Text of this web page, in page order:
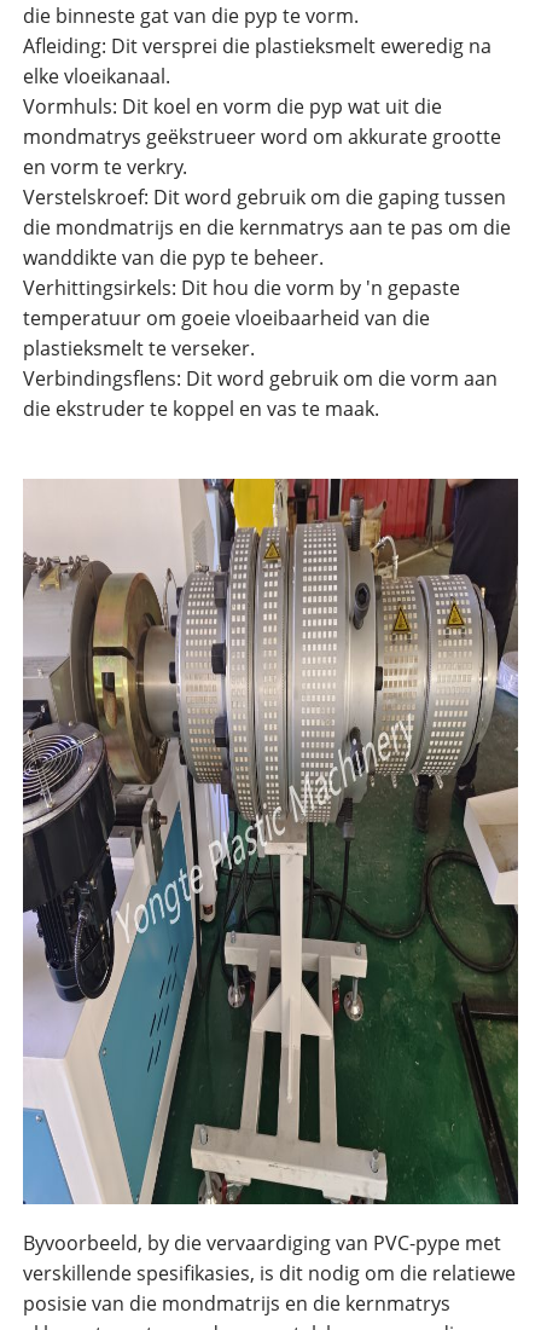
die binneste gat van die pyp te vorm.
Afleiding: Dit versprei die plastieksmelt eweredig na
elke vloeikanaal.
Vormhuls: Dit koel en vorm die pyp wat uit die
mondmatrys geëkstrueer word om akkurate grootte
en vorm te verkry.
Verstelskroef: Dit word gebruik om die gaping tussen
die mondmatrijs en die kernmatrys aan te pas om die
wanddikte van die pyp te beheer.
Verhittingsirkels: Dit hou die vorm by 'n gepaste
temperatuur om goeie vloeibaarheid van die
plastieksmelt te verseker.
Verbindingsflens: Dit word gebruik om die vorm aan
die ekstruder te koppel en vas te maak.
Byvoorbeeld, by die vervaardiging van PVC-pype met
verskillende spesifikasies, is dit nodig om die relatiewe
posisie van die mondmatrijs en die kernmatrys